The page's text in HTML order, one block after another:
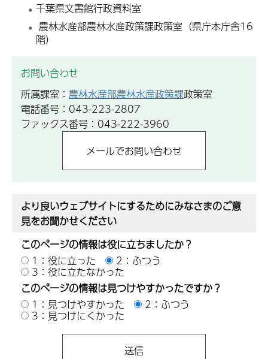
千葉県文書館行政資料室
農林水産部農林水産政策課政策室（県庁本庁舎16
階）
お問い合わせ
所属課室： 農林水産部農林水産政策課政策室
電話番号：043-223-2807
ファックス番号：043-222-3960
より良いウェブサイトにするためにみなさまのご意
見をお聞かせください
このページの情報は役に立ちましたか？
1：役に立った
2：ふつう
3：役に立たなかった
このページの情報は見つけやすかったですか？
1：見つけやすかった
2：ふつう
3：見つけにくかった